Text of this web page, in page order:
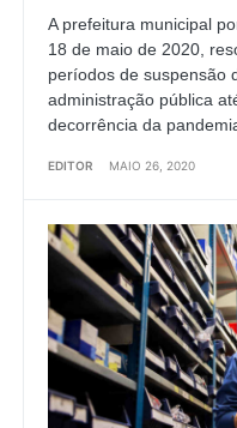
A prefeitura municipal
18 de maio de 2020,
períodos de suspensão
administração pública
decorrência da
EDITOR MAIO 26, 2020